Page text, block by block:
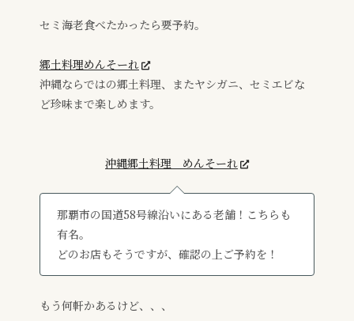
セミ海老食べたかったら要予約。
郷土料理めんそーれ
沖縄ならではの郷土料理、またヤシガニ、セミエビな
ど珍味まで楽しめます。
沖縄郷土料理 めんそーれ
那覇市の国道58号線沿いにある老舗！こちらも
有名。
どのお店もそうですが、確認の上ご予約を！
もう何軒かあるけど、、、